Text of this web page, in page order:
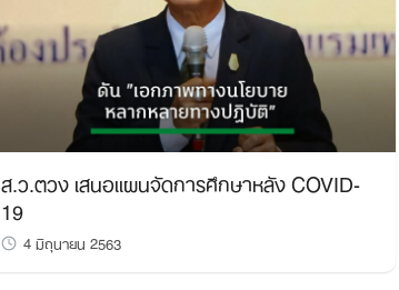
ส.ว.ตวง เสนอแผนจัดการศึกษาหลัง COVID-
19
4 มิถุนายน 2563